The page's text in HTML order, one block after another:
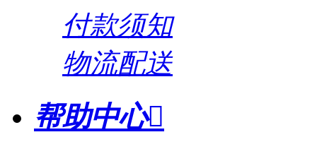
付款须知
物流配送
帮助中心